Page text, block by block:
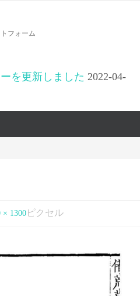
フォーム
を更新しました 2022-04-
× 1300 ピクセル